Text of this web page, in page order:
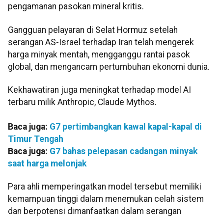
pengamanan pasokan mineral kritis.
Gangguan pelayaran di Selat Hormuz setelah
serangan AS-Israel terhadap Iran telah mengerek
harga minyak mentah, mengganggu rantai pasok
global, dan mengancam pertumbuhan ekonomi dunia.
Kekhawatiran juga meningkat terhadap model AI
terbaru milik Anthropic, Claude Mythos.
Baca juga: G7 pertimbangkan kawal kapal-kapal di
Timur Tengah
Baca juga: G7 bahas pelepasan cadangan minyak
saat harga melonjak
Para ahli memperingatkan model tersebut memiliki
kemampuan tinggi dalam menemukan celah sistem
dan berpotensi dimanfaatkan dalam serangan